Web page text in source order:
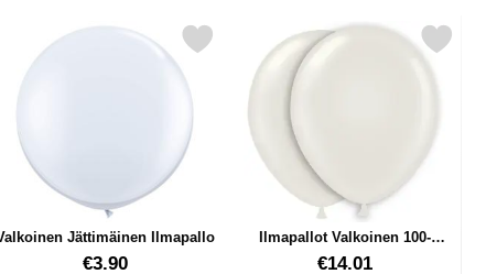
suosikiksi
Jättimäinen Ilmapallo
14996€3.90
Merkitse valkoinen Jättimäinen Ilmapallo suosikiksi
Ilmapallot Valkoinen 100-
pakkaus
Tuote.nro 9512€14.01
Merkitse ilmapallot Valkoinen